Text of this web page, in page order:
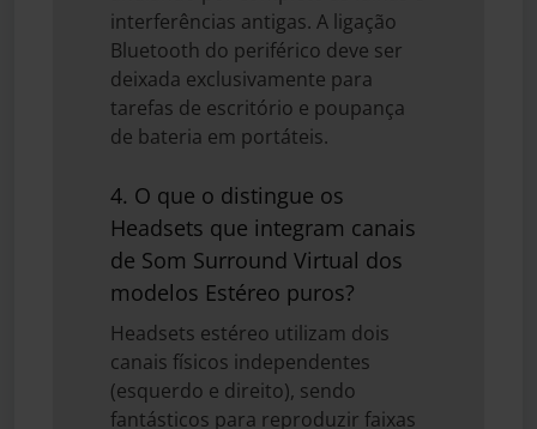
interferências antigas. A ligação
Bluetooth do periférico deve ser
deixada exclusivamente para
tarefas de escritório e poupança
de bateria em portáteis.
4. O que o distingue os
Headsets que integram canais
de Som Surround Virtual dos
modelos Estéreo puros?
Headsets estéreo utilizam dois
canais físicos independentes
(esquerdo e direito), sendo
fantásticos para reproduzir faixas